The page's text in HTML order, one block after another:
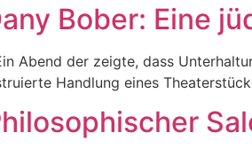
Bober: Eine
Abend der zeigte, dass
Handlung eines